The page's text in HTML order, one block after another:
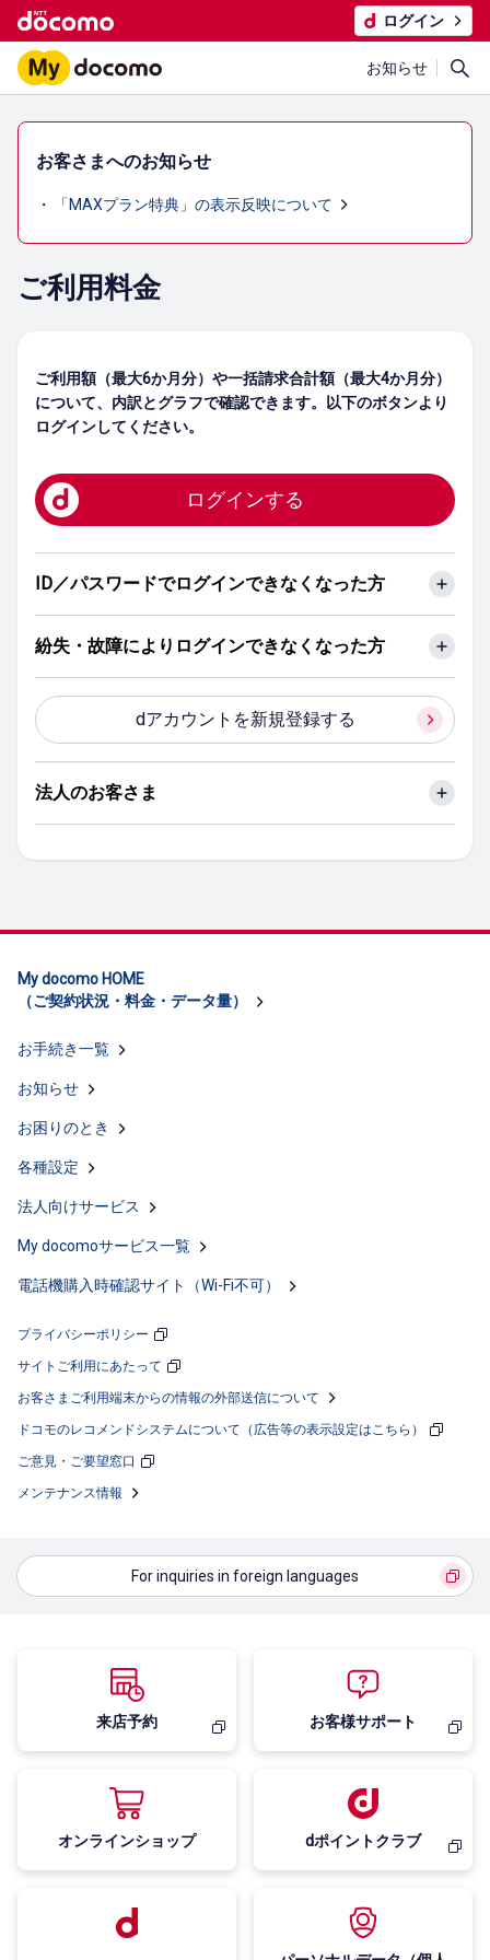
ログイン
お知らせ
お客さまへのお知らせ
「MAXプラン特典」の表示反映について
ご利用料金
ご利用額（最大6か月分）や一括請求合計額（最大4か月分）
について、内訳とグラフで確認できます。以下のボタンより
ログインしてください。
ログインする
ID／パスワードでログインできなくなった方
紛失・故障によりログインできなくなった方
dアカウントを新規登録する
法人のお客さま
My docomo HOME
（ご契約状況・料金・データ量）
お手続き一覧
お知らせ
お困りのとき
各種設定
法人向けサービス
My docomoサービス一覧
電話機購入時確認サイト （Wi-Fi不可）
プライバシーポリシー
サイトご利用にあたって
お客さまご利用端末からの情報の外部送信について
ドコモのレコメンドシステムについて （広告等の表示設定はこちら）
ご意見・ご要望窓口
メンテナンス情報
For inquiries in foreign languages
来店予約 お客様サポート
オンラインショップ dポイントクラブ